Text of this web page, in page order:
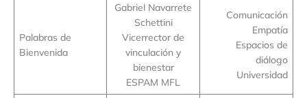
Palabras de
Bienvenida
Gabriel Navarrete
Schettini
Vicerrector de
vinculación y
bienestar
ESPAM MFL
Comunicación
Empatía
Espacios de
diálogo
Universidad